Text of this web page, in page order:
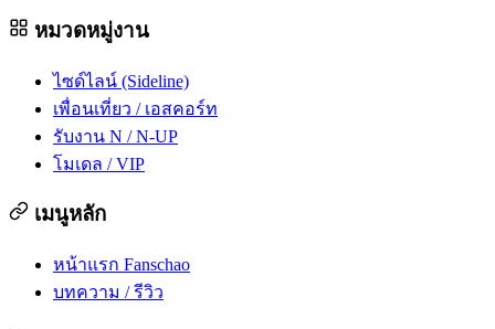
หมวดหมู่งาน
ไซด์ไลน์ (Sideline)
เพื่อนเที่ยว / เอสคอร์ท
รับงาน N / N-UP
โมเดล / VIP
เมนูหลัก
หน้าแรก Fanschao
บทความ / รีวิว